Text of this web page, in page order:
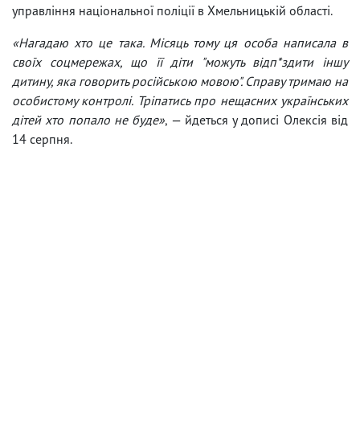
управління національної поліції в Хмельницькій області.
«Нагадаю хто це така. Місяць тому ця особа написала в
своїх соцмережах, що її діти "можуть відп*здити іншу
дитину, яка говорить російською мовою". Справу тримаю на
особистому контролі. Тріпатись про нещасних українських
дітей хто попало не буде», — йдеться у дописі Олексія від
14 серпня.